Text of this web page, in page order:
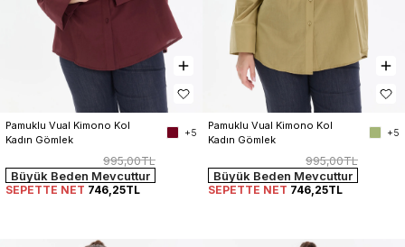
Pamuklu Vual Kimono Kol
Kadın Gömlek
+5
995,00TL
Büyük Beden Mevcuttur
SEPETTE NET 746,25TL
Pamuklu Vual Kimono Kol
Kadın Gömlek
+5
995,00TL
Büyük Beden Mevcuttur
SEPETTE NET 746,25TL